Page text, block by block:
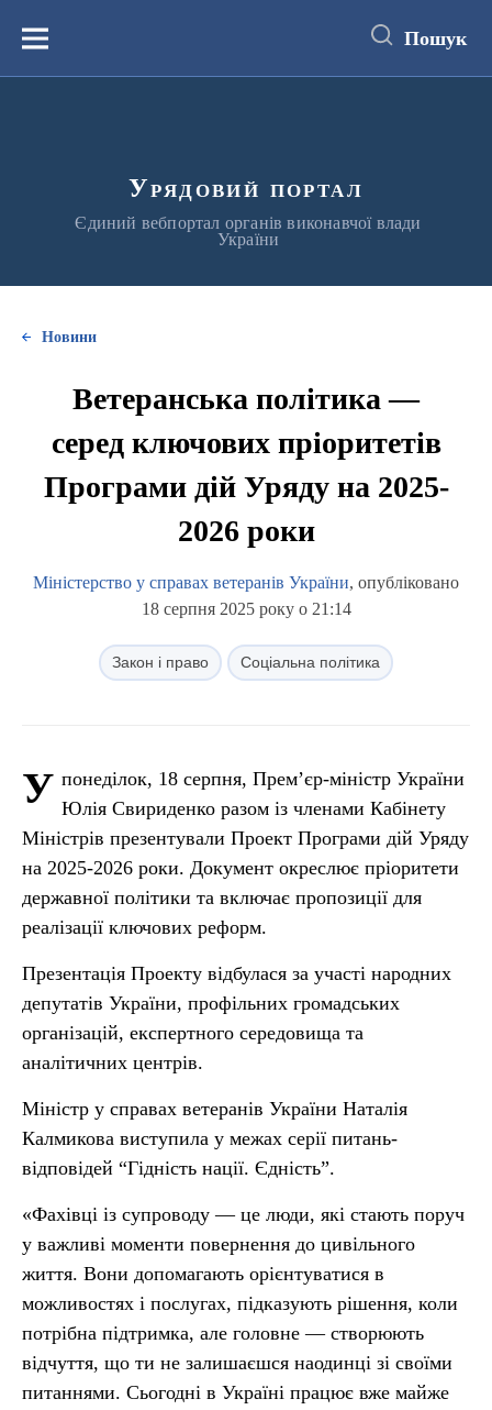
вмістуМеню Пошук
Урядовий портал
Єдиний вебпортал органів виконавчої влади
України
Новини
Ветеранська політика —
серед ключових пріоритетів
Програми дій Уряду на 2025-
2026 роки
Міністерство у справах ветеранів України, опубліковано
18 серпня 2025 року о 21:14
Закон і право Соціальна політика
У понеділок, 18 серпня, Прем’єр-міністр України
Юлія Свириденко разом із членами Кабінету
Міністрів презентували Проект Програми дій Уряду
на 2025-2026 роки. Документ окреслює пріоритети
державної політики та включає пропозиції для
реалізації ключових реформ.
Презентація Проекту відбулася за участі народних
депутатів України, профільних громадських
організацій, експертного середовища та
аналітичних центрів.
Міністр у справах ветеранів України Наталія
Калмикова виступила у межах серії питань-
відповідей “Гідність нації. Єдність”.
«Фахівці із супроводу — це люди, які стають поруч
у важливі моменти повернення до цивільного
життя. Вони допомагають орієнтуватися в
можливостях і послугах, підказують рішення, коли
потрібна підтримка, але головне — створюють
відчуття, що ти не залишаєшся наодинці зі своїми
питаннями. Сьогодні в Україні працює вже майже